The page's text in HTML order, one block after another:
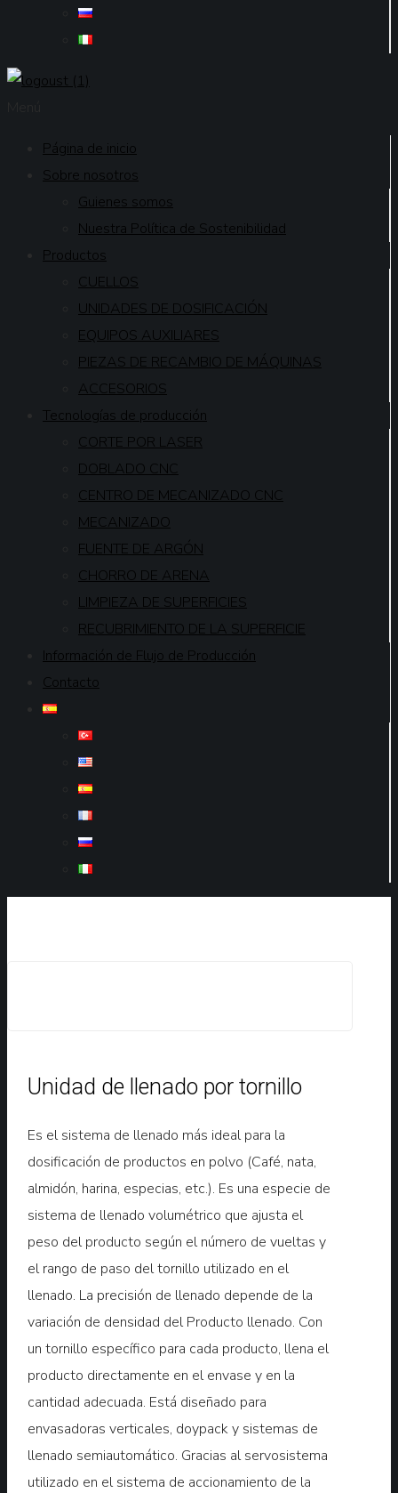
Página de inicio
Sobre nosotros
Guienes somos
Nuestra Política de Sostenibilidad
Productos
CUELLOS
UNIDADES DE DOSIFICACIÓN
EQUIPOS AUXILIARES
PIEZAS DE RECAMBIO DE MÁQUINAS
ACCESORIOS
Tecnologías de producción
CORTE POR LASER
DOBLADO CNC
CENTRO DE MECANIZADO CNC
MECANIZADO
FUENTE DE ARGÓN
CHORRO DE ARENA
LIMPIEZA DE SUPERFICIES
RECUBRIMIENTO DE LA SUPERFICIE
Información de Flujo de Producción
Contacto
Unidad de llenado por tornillo
Es el sistema de llenado más ideal para la
dosificación de productos en polvo (Café, nata,
almidón, harina, especias, etc.). Es una especie de
sistema de llenado volumétrico que ajusta el
peso del producto según el número de vueltas y
el rango de paso del tornillo utilizado en el
llenado. La precisión de llenado depende de la
variación de densidad del Producto llenado. Con
un tornillo específico para cada producto, llena el
producto directamente en el envase y en la
cantidad adecuada. Está diseñado para
envasadoras verticales, doypack y sistemas de
llenado semiautomático. Gracias al servosistema
utilizado en el sistema de accionamiento de la